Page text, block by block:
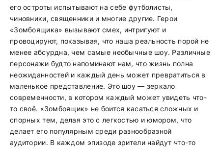
его остроты испытывают на себе футболисты,
чиновники, священники и многие другие. Герои
«Зомбоящика» вызывают смех, интригуют и
провоцируют, показывая, что наша реальность порой не
менее абсурдна, чем самые необычные шоу. Различные
персонажи будто напоминают нам, что жизнь полна
неожиданностей и каждый день может превратиться в
маленькое представление. Это шоу — зеркало
современности, в котором каждый может увидеть что-
то своё. «Зомбоящик» не боится касаться сложных и
спорных тем, делая это с легкостью и юмором, что
делает его популярным среди разнообразной
аудитории. В каждом эпизоде зрители найдут что-то